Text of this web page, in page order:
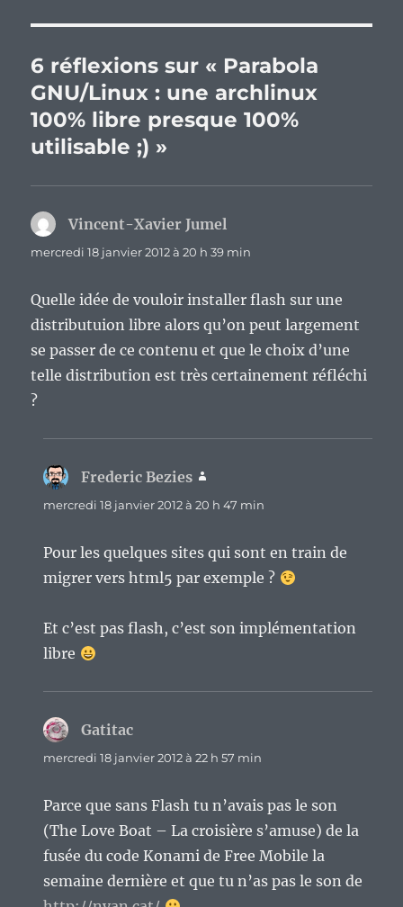
6 réflexions sur « Parabola
GNU/Linux : une archlinux
100% libre presque 100%
utilisable ;) »
Vincent-Xavier Jumel
mercredi 18 janvier 2012 à 20 h 39 min
Quelle idée de vouloir installer flash sur une
distributuion libre alors qu’on peut largement
se passer de ce contenu et que le choix d’une
telle distribution est très certainement réfléchi
?
Frederic Bezies
mercredi 18 janvier 2012 à 20 h 47 min
Pour les quelques sites qui sont en train de
migrer vers html5 par exemple ?
Et c’est pas flash, c’est son implémentation
libre
Gatitac
mercredi 18 janvier 2012 à 22 h 57 min
Parce que sans Flash tu n’avais pas le son
(The Love Boat – La croisière s’amuse) de la
fusée du code Konami de Free Mobile la
semaine dernière et que tu n’as pas le son de